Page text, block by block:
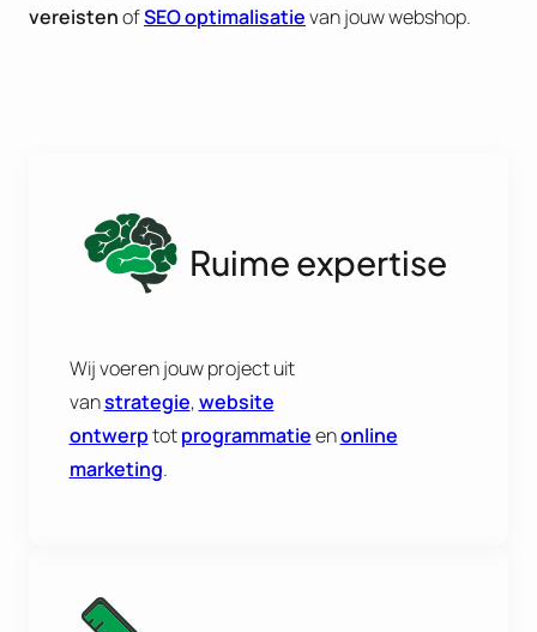
vereistenofSEO optimalisatievan jouw webshop.
Ruime expertise
Wij voeren jouw project uit
vanstrategie,website
ontwerptotprogrammatieenonline
marketing.